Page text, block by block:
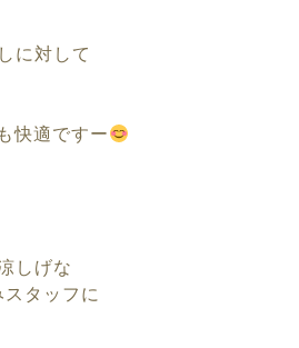
に対して
快適ですー
しげな
タッフに